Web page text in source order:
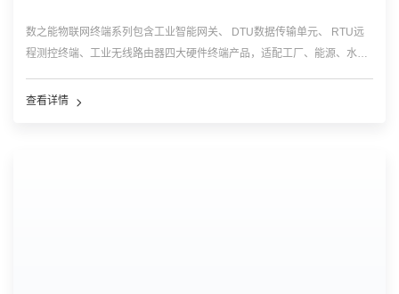
数之能物联网终端系列包含工业智能网关、 DTU数据传输单元、 RTU远
程测控终端、工业无线路由器四大硬件终端产品，适配工厂、能源、水
处理、远距离稳定传输。
查看详情